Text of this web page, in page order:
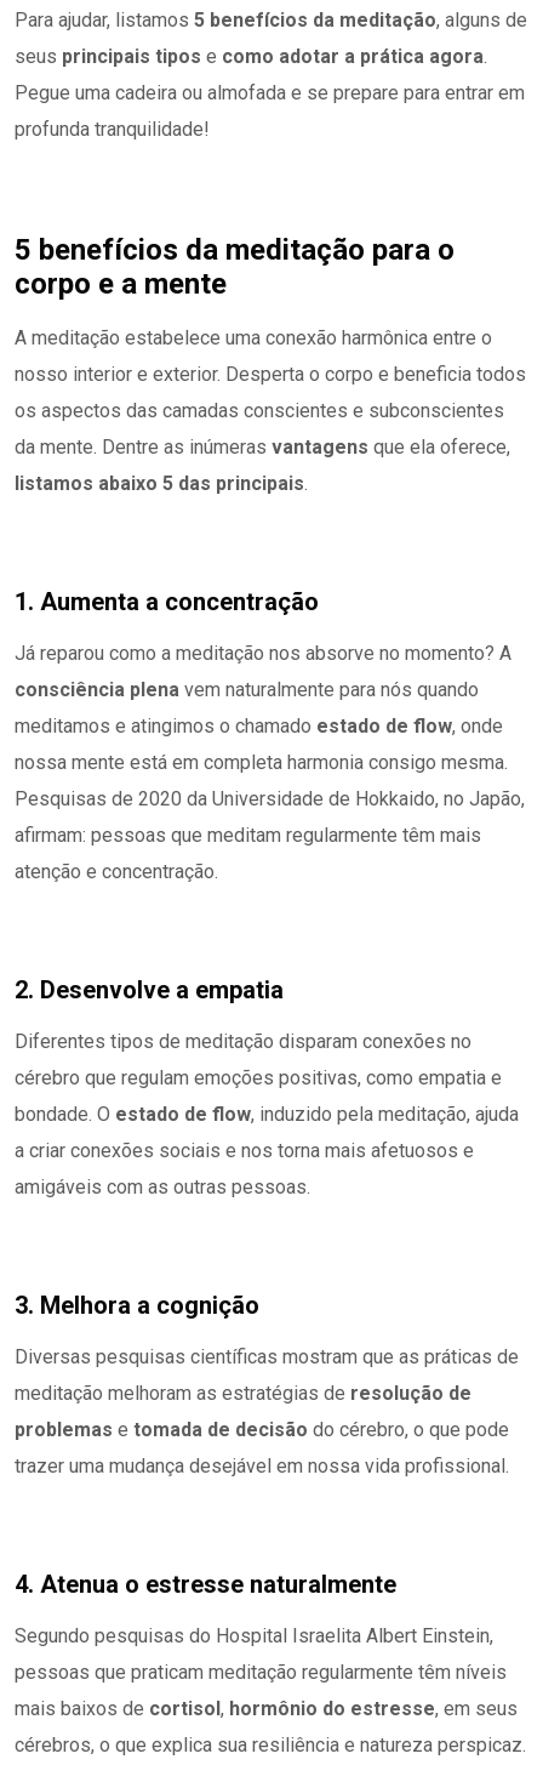
Para ajudar, listamos 5 benefícios da meditação, alguns de
seus principais tipos e como adotar a prática agora.
Pegue uma cadeira ou almofada e se prepare para entrar em
profunda tranquilidade!
5 benefícios da meditação para o
corpo e a mente
A meditação estabelece uma conexão harmônica entre o
nosso interior e exterior. Desperta o corpo e beneficia todos
os aspectos das camadas conscientes e subconscientes
da mente. Dentre as inúmeras vantagens que ela oferece,
listamos abaixo 5 das principais.
1. Aumenta a concentração
Já reparou como a meditação nos absorve no momento? A
consciência plena vem naturalmente para nós quando
meditamos e atingimos o chamado estado de flow, onde
nossa mente está em completa harmonia consigo mesma.
Pesquisas de 2020 da Universidade de Hokkaido, no Japão,
afirmam: pessoas que meditam regularmente têm mais
atenção e concentração.
2. Desenvolve a empatia
Diferentes tipos de meditação disparam conexões no
cérebro que regulam emoções positivas, como empatia e
bondade. O estado de flow, induzido pela meditação, ajuda
a criar conexões sociais e nos torna mais afetuosos e
amigáveis com as outras pessoas.
3. Melhora a cognição
Diversas pesquisas científicas mostram que as práticas de
meditação melhoram as estratégias de resolução de
problemas e tomada de decisão do cérebro, o que pode
trazer uma mudança desejável em nossa vida profissional.
4. Atenua o estresse naturalmente
Segundo pesquisas do Hospital Israelita Albert Einstein,
pessoas que praticam meditação regularmente têm níveis
mais baixos de cortisol, hormônio do estresse, em seus
cérebros, o que explica sua resiliência e natureza perspicaz.